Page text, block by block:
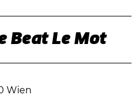
Beat Le Mot
Wien